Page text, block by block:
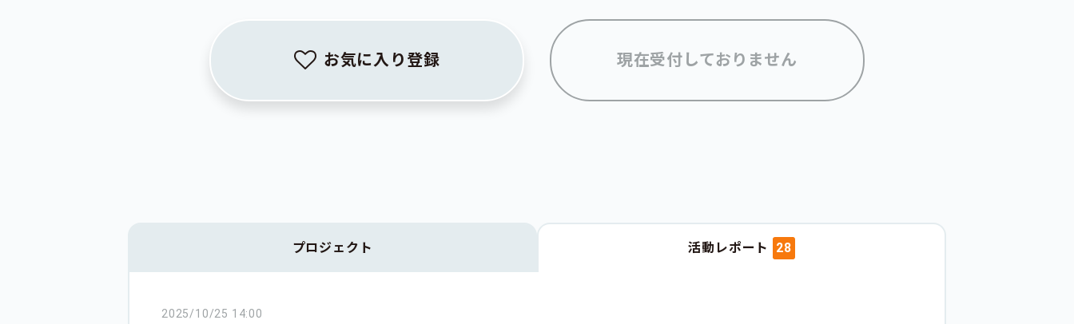
お気に入り登録 現在受付しておりません
プロジェクト 活動レポート 28
2025/10/25 14:00